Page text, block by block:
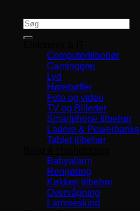
Søg
Computertilbehør
Gaminggrej
Lyd
Hørebøffer
Foto og video
TV og Billeder
Smartphone tilbehør
Ladere & Powerbanks
Tablet tilbehør
Babyalarm
Rengøring
Køkken tilbehør
Overvågning
Lammeskind